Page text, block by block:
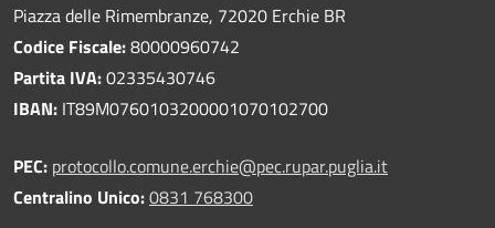
Piazza delle Rimembranze, 72020 Erchie BR
Codice Fiscale:80000960742
Partita IVA:02335430746
IBAN: IT89M0760103200001070102700
PEC: protocollo.comune.erchie@pec.rupar.puglia.it
Centralino Unico:0831 768300